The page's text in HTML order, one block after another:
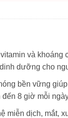
và khoáng
dưỡng cho
bền vững
8 giờ mỗi
miễn dịch, mắt,